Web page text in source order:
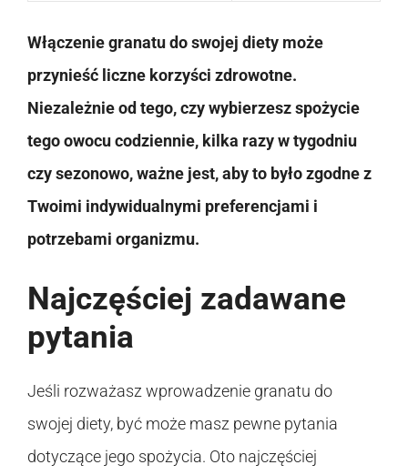
Włączenie granatu do swojej diety może
przynieść liczne korzyści zdrowotne.
Niezależnie od tego, czy wybierzesz spożycie
tego owocu codziennie, kilka razy w tygodniu
czy sezonowo, ważne jest, aby to było zgodne z
Twoimi indywidualnymi preferencjami i
potrzebami organizmu.
Najczęściej zadawane
pytania
Jeśli rozważasz wprowadzenie granatu do
swojej diety, być może masz pewne pytania
dotyczące jego spożycia. Oto najczęściej